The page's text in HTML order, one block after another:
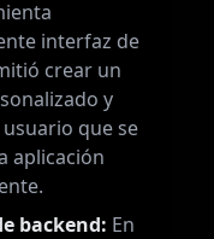
interfaz de
crear un
y
que se
aplicación
backend: En